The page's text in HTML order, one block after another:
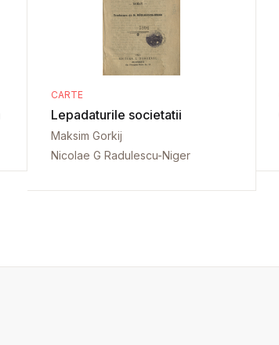
CARTE
Lepadaturile societatii
Maksim Gorkij
Nicolae G Radulescu-Niger